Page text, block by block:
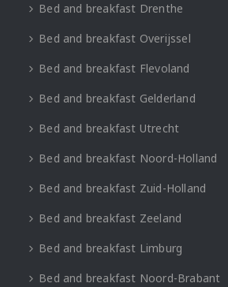
Bed and breakfast Drenthe
Bed and breakfast Overijssel
Bed and breakfast Flevoland
Bed and breakfast Gelderland
Bed and breakfast Utrecht
Bed and breakfast Noord-Holland
Bed and breakfast Zuid-Holland
Bed and breakfast Zeeland
Bed and breakfast Limburg
Bed and breakfast Noord-Brabant